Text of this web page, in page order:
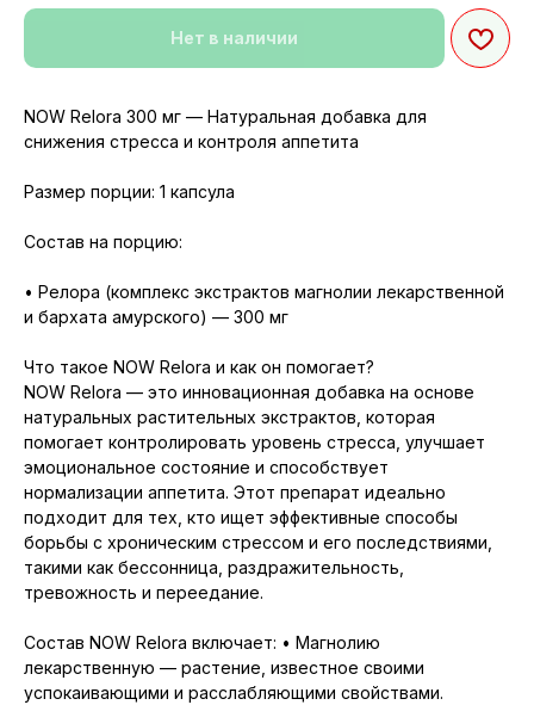
Нет в наличии
NOW Relora 300 мг — Натуральная добавка для
снижения стресса и контроля аппетита
Размер порции: 1 капсула
Состав на порцию:
• Релора (комплекс экстрактов магнолии лекарственной
и бархата амурского) — 300 мг
Что такое NOW Relora и как он помогает?
NOW Relora — это инновационная добавка на основе
натуральных растительных экстрактов, которая
помогает контролировать уровень стресса, улучшает
эмоциональное состояние и способствует
нормализации аппетита. Этот препарат идеально
подходит для тех, кто ищет эффективные способы
борьбы с хроническим стрессом и его последствиями,
такими как бессонница, раздражительность,
тревожность и переедание.
Состав NOW Relora включает: • Магнолию
лекарственную — растение, известное своими
успокаивающими и расслабляющими свойствами.